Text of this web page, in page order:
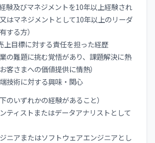
験及びマネジメントを10年以上経験され
はマネジメントとして10年以上のリーダ
する方）
上目標に対する責任を担った経歴
の難題に挑む覚悟があり、課題解決に熱
客さまへの価値提供に情熱）
技術に対する興味・関心
のいずれかの経験があること）
ティストまたはデータアナリストとして
ニアまたはソフトウェアエンジニアとし